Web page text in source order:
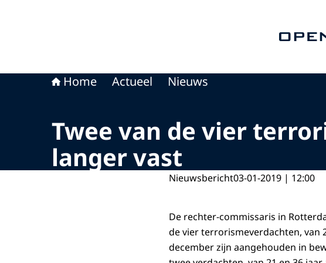
Home Actueel Nieuws
Twee van de vier
langer vast
Nieuwsbericht03-01-2019 | 12:00
De rechter-commissaris in
de vier terrorismeverdachten, van
december zijn aangehouden in